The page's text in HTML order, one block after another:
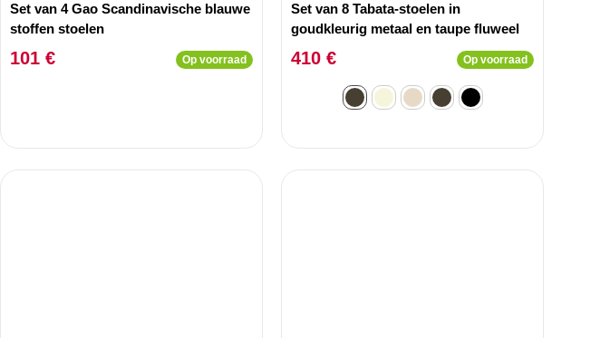
Set van 4 Gao Scandinavische blauwe
stoffen stoelen
101 € Op voorraad
Set van 8 Tabata-stoelen in
goudkleurig metaal en taupe fluweel
410 € Op voorraad